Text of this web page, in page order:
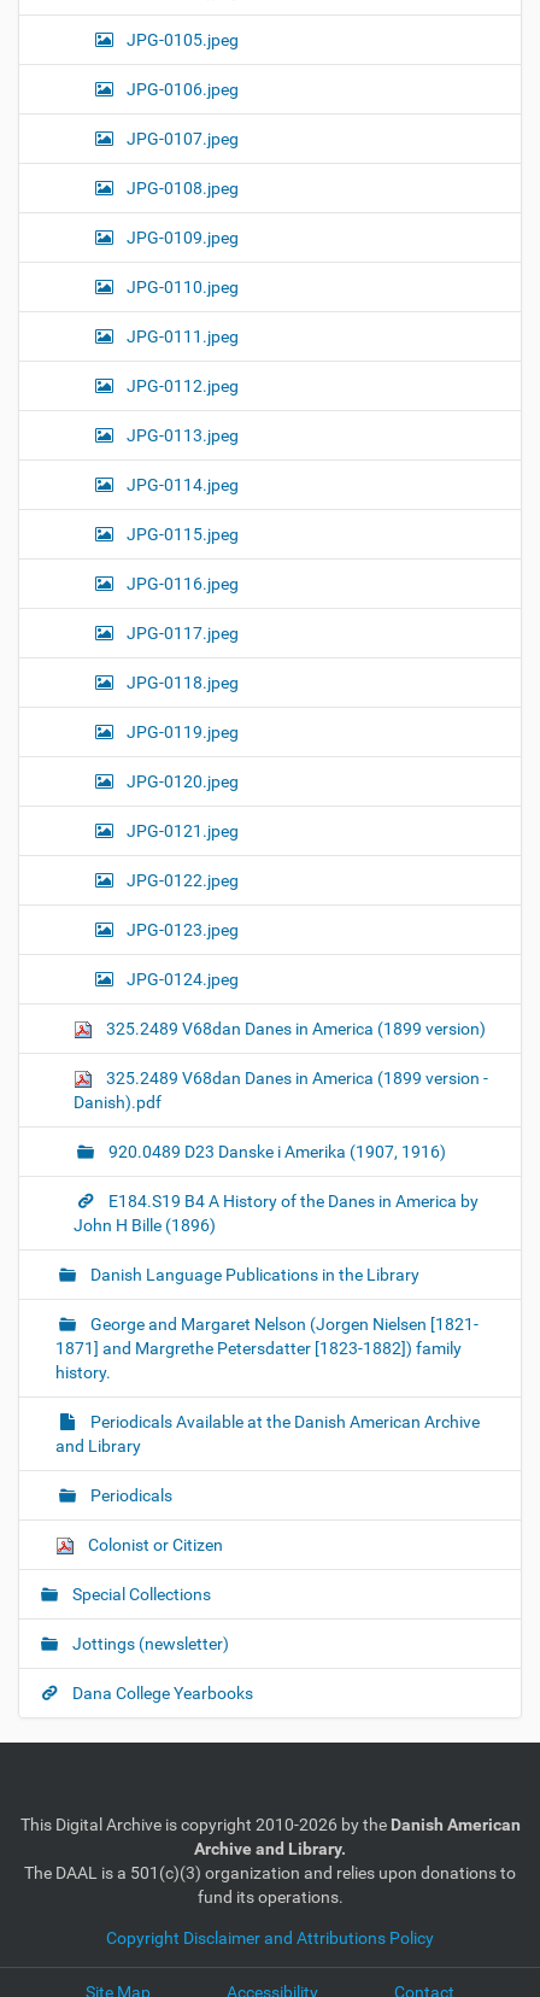
JPG-0105.jpeg
JPG-0106.jpeg
JPG-0107.jpeg
JPG-0108.jpeg
JPG-0109.jpeg
JPG-0110.jpeg
JPG-0111.jpeg
JPG-0112.jpeg
JPG-0113.jpeg
JPG-0114.jpeg
JPG-0115.jpeg
JPG-0116.jpeg
JPG-0117.jpeg
JPG-0118.jpeg
JPG-0119.jpeg
JPG-0120.jpeg
JPG-0121.jpeg
JPG-0122.jpeg
JPG-0123.jpeg
JPG-0124.jpeg
325.2489 V68dan Danes in America (1899 version)
325.2489 V68dan Danes in America (1899 version -
Danish).pdf
920.0489 D23 Danske i Amerika (1907, 1916)
E184.S19 B4 A History of the Danes in America by
John H Bille (1896)
Danish Language Publications in the Library
George and Margaret Nelson (Jorgen Nielsen [1821-
1871] and Margrethe Petersdatter [1823-1882]) family
history.
Periodicals Available at the Danish American Archive
and Library
Periodicals
Colonist or Citizen
Special Collections
Jottings (newsletter)
Dana College Yearbooks
This Digital Archive is copyright 2010-2026 by the Danish American
Archive and Library.
The DAAL is a 501(c)(3) organization and relies upon donations to
fund its operations.
Copyright Disclaimer and Attributions Policy
Site Map Accessibility Contact